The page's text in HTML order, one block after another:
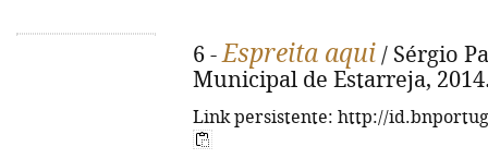
6 -Espreita aqui / Sérgio
Municipal de Estarreja,
Link persistente: http://